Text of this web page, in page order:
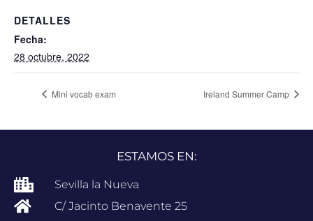
DETALLES
Fecha:
28 octubre, 2022
Mini vocab exam Ireland Summer Camp
ESTAMOS EN:
Sevilla la Nueva
C/ Jacinto Benavente 25